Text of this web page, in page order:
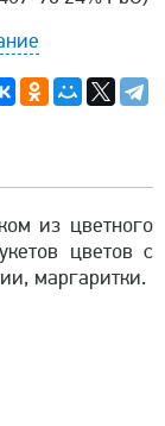
из цветного
цветов с
маргаритки.